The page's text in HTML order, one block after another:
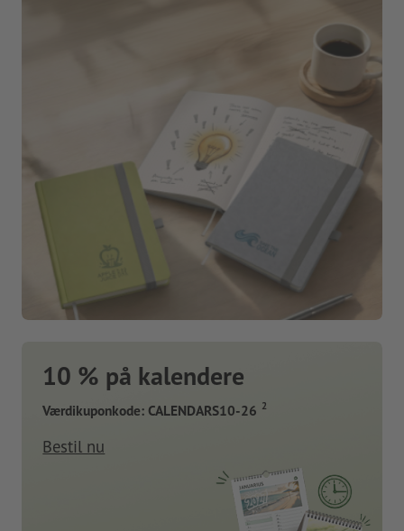
10 % på kalendere
Værdikuponkode: CALENDARS10-26 2
Bestil nu